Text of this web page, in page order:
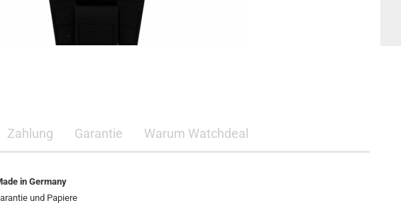
Zahlung Garantie Warum Watchdeal
in Germany
und Papiere